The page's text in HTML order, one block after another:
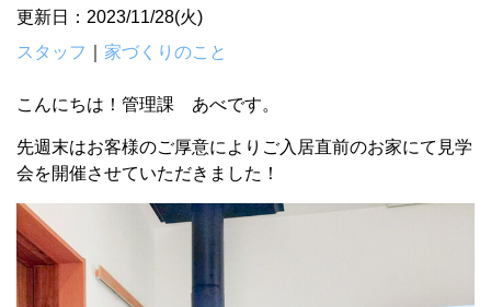
更新日：2023/11/28(火)
スタッフ
家づくりのこと
こんにちは！管理課 あべです。
先週末はお客様のご厚意によりご入居直前のお家にて見学
会を開催させていただきました！